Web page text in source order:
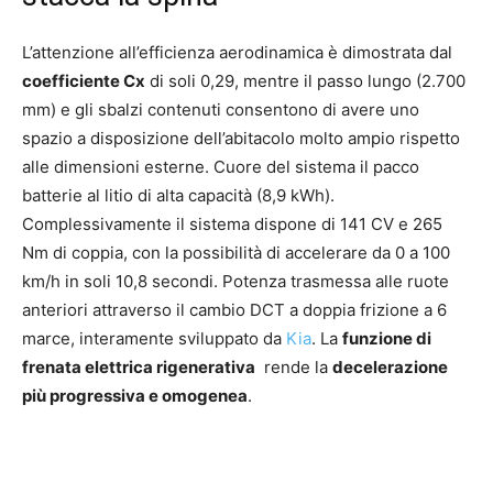
L’attenzione all’efficienza aerodinamica è dimostrata dal
coefficiente Cx di soli 0,29, mentre il passo lungo (2.700
mm) e gli sbalzi contenuti consentono di avere uno
spazio a disposizione dell’abitacolo molto ampio rispetto
alle dimensioni esterne. Cuore del sistema il pacco
batterie al litio di alta capacità (8,9 kWh).
Complessivamente il sistema dispone di 141 CV e 265
Nm di coppia, con la possibilità di accelerare da 0 a 100
km/h in soli 10,8 secondi. Potenza trasmessa alle ruote
anteriori attraverso il cambio DCT a doppia frizione a 6
marce, interamente sviluppato da Kia. La funzione di
frenata elettrica rigenerativa rende la decelerazione
più progressiva e omogenea.